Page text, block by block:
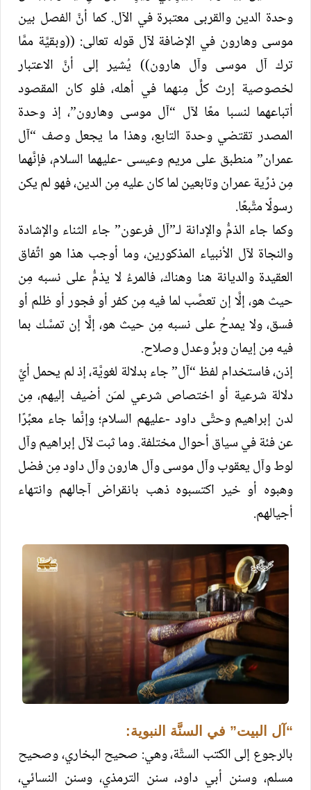
وحدة الدين والقربى معتبرة في الآل. كما أنَّ الفصل بين
موسى وهارون في الإضافة لآل قوله تعالى: ((وبقيَّة ممَّا
ترك آل موسى وآل هارون)) يُشير إلى أنَّ الاعتبار
لخصوصية إرث كلٍّ مِنهما في أهله، فلو كان المقصود
أتباعهما لنسبا معًا لآل “آل موسى وهارون”، إذ وحدة
المصدر تقتضي وحدة التابع، وهذا ما يجعل وصف “آل
عمران” منطبق على مريم وعيسى -عليهما السلام، فإنَّهما
مِن ذرِّية عمران وتابعين لما كان عليه مِن الدين، فهو لم يكن
رسولًا متَّبعًا.
وكما جاء الذمُّ والإدانة لـ”آل فرعون” جاء الثناء والإشادة
والنجاة لآل الأنبياء المذكورين، وما أوجب هذا هو اتِّفاق
العقيدة والديانة هنا وهناك، فالمرءُ لا يذمُّ على نسبه مِن
حيث هو، إلَّا إن تعصَّب لما فيه مِن كفر أو فجور أو ظلم أو
فسق، ولا يمدحُ على نسبه مِن حيث هو، إلَّا إن تمسَّك بما
فيه مِن إيمان وبرٍّ وعدل وصلاح.
إذن، فاستخدام لفظ “آل” جاء بدلالة لغويَّة، إذ لم يحمل أيَّ
دلالة شرعية أو اختصاص شرعي لمـَن أضيف إليهم، مِن
لدن إبراهيم وحتَّى داود -عليهم السلام؛ وإنَّما جاء معبِّرًا
عن فئة في سياق أحوال مختلفة. وما ثبت لآل إبراهيم وآل
لوط وآل يعقوب وآل موسى وآل هارون وآل داود مِن فضل
وهبوه أو خير اكتسبوه ذهب بانقراض آجالهم وانتهاء
أجيالهم.
“آل البيت” في السنَّة النبوية:
بالرجوع إلى الكتب الستَّة، وهي: صحيح البخاري، وصحيح
مسلم، وسنن أبي داود، سنن الترمذي، وسنن النسائي،